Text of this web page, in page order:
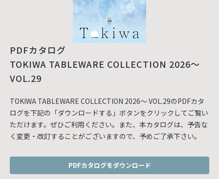
PDFカタログ
TOKIWA TABLEWARE COLLECTION 2026～
VOL.29
TOKIWA TABLEWARE COLLECTION 2026～ VOL.29のPDFカタ
ログを下記の「ダウンロードする」ボタンをクリックしてご覧い
ただけます。ぜひご利用ください。また、本カタログは、予告な
く変更・改訂することがございますので、予めご了承下さい。
PDFカタログをダウンロード